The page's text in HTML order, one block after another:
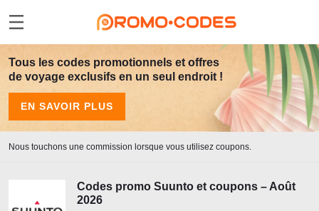
Tous les codes promotionnels et offres
de voyage exclusifs en un seul endroit !
EN SAVOIR PLUS
Nous touchons une commission lorsque vous utilisez coupons.
Codes promo Suunto et coupons – Août
2026